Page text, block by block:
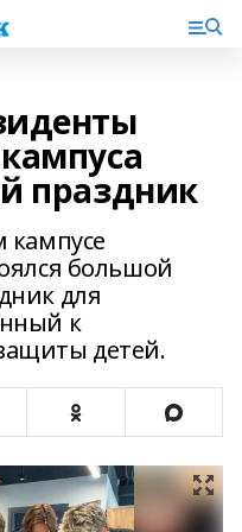
праздник
большой
для
к
детей.